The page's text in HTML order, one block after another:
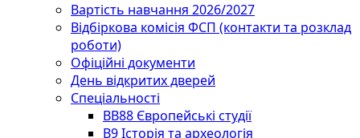
Вартість навчання 2026/2027
Відбіркова комісія ФСП (контакти та розклад
роботи)
Офіційні документи
День відкритих дверей
Спеціальності
BВ88 Європейські студії
B9 Історія та археологія